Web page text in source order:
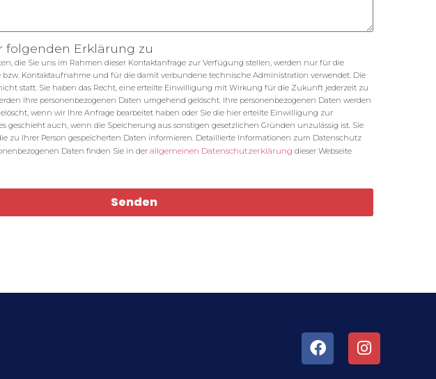
folgenden Erklärung zu
die Sie uns im Rahmen dieser Kontaktanfrage zur Verfügung stellen, werden nur für die
Kontaktaufnahme und für die damit verbundene technische Administration verwendet. Die
statt. Sie haben das Recht, eine erteilte Einwilligung mit Wirkung für die Zukunft jederzeit zu
Ihre personenbezogenen Daten umgehend gelöscht. Ihre personenbezogenen Daten werden
wenn wir Ihre Anfrage bearbeitet haben oder Sie die hier erteilte Einwilligung zur
geschieht auch, wenn die Speicherung aus sonstigen gesetzlichen Gründen unzulässig ist. Sie
zu Ihrer Person gespeicherten Daten informieren. Detaillierte Informationen zum Datenschutz
Daten finden Sie in derallgemeinen Datenschutzerklärungdieser Webseite
Senden